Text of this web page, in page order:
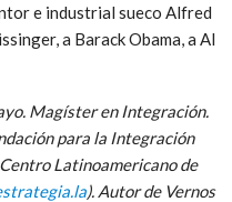
e industrial sueco Alfred
a Barack Obama, a Al
Magíster en Integración.
para la Integración
Latinoamericano de
). Autor de Vernos